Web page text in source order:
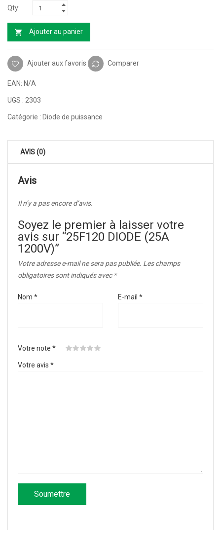
Ajouter au panier
Ajouter aux favoris Comparer
EAN: N/A
UGS : 2303
Catégorie : Diode de puissance
AVIS (0)
Avis
Il n’y a pas encore d’avis.
Soyez le premier à laisser votre
avis sur “25F120 DIODE (25A
1200V)”
Votre adresse e-mail ne sera pas publiée. Les champs
obligatoires sont indiqués avec *
Nom * E-mail *
Votre note *
Votre avis *